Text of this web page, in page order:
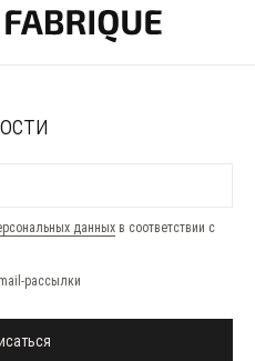
данных в соответствии с
рассылки